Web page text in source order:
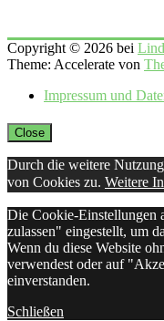
Copyright © 2026 bei
Theme: Accelerate von
Impressum und
Close
Durch die weitere
von Cookies zu. Weitere
Die Cookie-Einstellungen
zulassen" eingestellt, um
Wenn du diese Website
verwendest oder auf
einverstanden.
Schließen